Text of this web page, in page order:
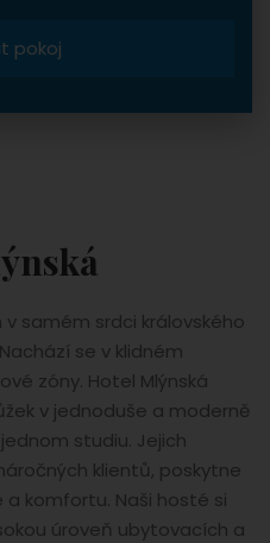
pokoj
samém srdci královského
se v klidném
zóny. Hotel Mlýnská
v jednoduše a moderně
studiu. Jejich
klientů, poskytne
komfortu. Naši hosté si
úroveň ubytovacích a